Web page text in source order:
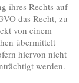
ihres Rechts auf
das Recht, zu
von einem
übermittelt
hiervon nicht
werden.